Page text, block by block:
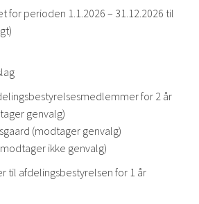
for perioden 1.1.2026 – 31.12.2026 til
for 2 år
genvalg)
(modtager genvalg)
ikke genvalg)
til afdelingsbestyrelsen for 1 år